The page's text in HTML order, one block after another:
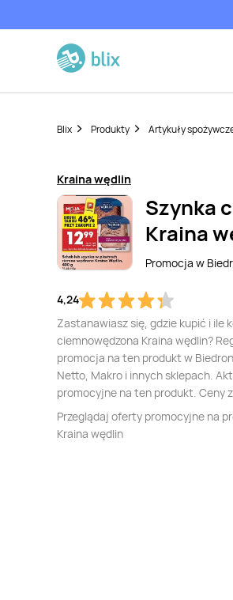
Blix Produkty Artykuły
Kraina wędlin
Szynka
Kraina
Promocja w
4,24
Zastanawiasz się, gdzie kupić i ile
ciemnowędzona Kraina wędlin?
promocja na ten produkt w
Netto, Makro i innych sklepach.
promocyjne na ten produkt. Ceny
Przeglądaj oferty promocyjne na
Kraina wędlin